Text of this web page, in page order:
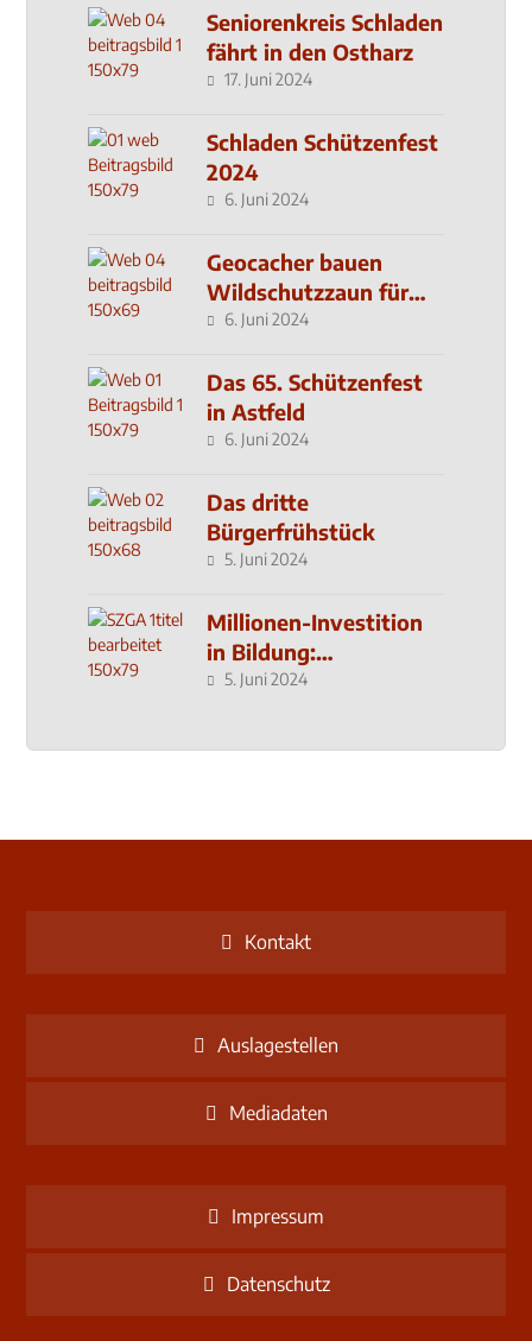
Seniorenkreis Schladen
fährt in den Ostharz
17. Juni 2024
Schladen Schützenfest
2024
6. Juni 2024
Geocacher bauen
Wildschutzzaun für
den MachMit! Wald
6. Juni 2024
Das 65. Schützenfest
in Astfeld
6. Juni 2024
Das dritte
Bürgerfrühstück
5. Juni 2024
Millionen-Investition
in Bildung:
Schulzentrum-Neubau
5. Juni 2024
Kontakt
Auslagestellen
Mediadaten
Impressum
Datenschutz